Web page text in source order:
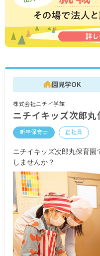
※3月分
※経験・
※評価期
事情が
園見学OK
株式会社ニチイ学館
ニチイキッズ次郎丸
新卒保育士 正社員
ニチイキッズ次郎丸保育園
しませんか？